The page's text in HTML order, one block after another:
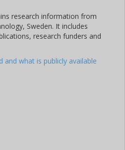
research information from
Sweden. It includes
research funders and
what is publicly available